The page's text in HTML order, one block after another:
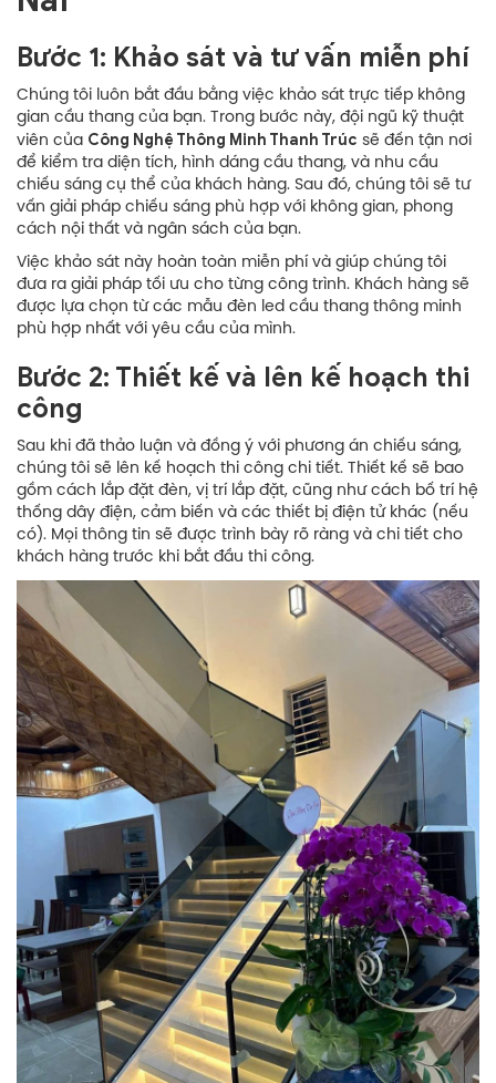
Bước 1: Khảo sát và tư vấn miễn phí
Chúng tôi luôn bắt đầu bằng việc khảo sát trực tiếp không
gian cầu thang của bạn. Trong bước này, đội ngũ kỹ thuật
viên của Công Nghệ Thông Minh Thanh Trúc sẽ đến tận nơi
để kiểm tra diện tích, hình dáng cầu thang, và nhu cầu
chiếu sáng cụ thể của khách hàng. Sau đó, chúng tôi sẽ tư
vấn giải pháp chiếu sáng phù hợp với không gian, phong
cách nội thất và ngân sách của bạn.
Việc khảo sát này hoàn toàn miễn phí và giúp chúng tôi
đưa ra giải pháp tối ưu cho từng công trình. Khách hàng sẽ
được lựa chọn từ các mẫu đèn led cầu thang thông minh
phù hợp nhất với yêu cầu của mình.
Bước 2: Thiết kế và lên kế hoạch thi
công
Sau khi đã thảo luận và đồng ý với phương án chiếu sáng,
chúng tôi sẽ lên kế hoạch thi công chi tiết. Thiết kế sẽ bao
gồm cách lắp đặt đèn, vị trí lắp đặt, cũng như cách bố trí hệ
thống dây điện, cảm biến và các thiết bị điện tử khác (nếu
có). Mọi thông tin sẽ được trình bày rõ ràng và chi tiết cho
khách hàng trước khi bắt đầu thi công.